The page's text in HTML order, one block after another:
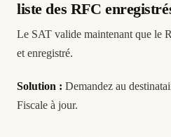
liste des RFC
Le SAT valide maintenant que le
et enregistré.
Solution : Demandez au
Fiscale à jour.